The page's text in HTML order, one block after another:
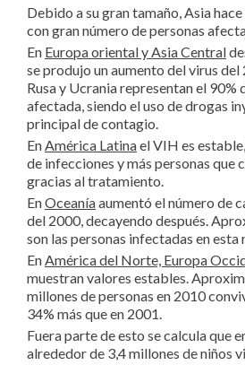
Debido a su gran tamaño, Asia
con gran número de personas
En Europa oriental y Asia Central
se produjo un aumento del virus
Rusa y Ucrania representan el 90%
afectada, siendo el uso de drogas
principal de contagio.
EnAmérica Latinael VIH es
de infecciones y más personas que
gracias al tratamiento.
EnOceaníaaumentó el número de
del 2000, decayendo después.
son las personas infectadas en esta
EnAmérica del Norte, Europa
muestran valores estables.
millones de personas en 2010
34% más que en 2001.
Fuera parte de esto se calcula que
alrededor de 3,4 millones de niños